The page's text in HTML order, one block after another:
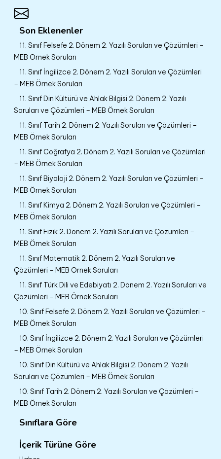
Son Eklenenler
11. Sınıf Felsefe 2. Dönem 2. Yazılı Soruları ve Çözümleri –
MEB Örnek Soruları
11. Sınıf İngilizce 2. Dönem 2. Yazılı Soruları ve Çözümleri
– MEB Örnek Soruları
11. Sınıf Din Kültürü ve Ahlak Bilgisi 2. Dönem 2. Yazılı
Soruları ve Çözümleri – MEB Örnek Soruları
11. Sınıf Tarih 2. Dönem 2. Yazılı Soruları ve Çözümleri –
MEB Örnek Soruları
11. Sınıf Coğrafya 2. Dönem 2. Yazılı Soruları ve Çözümleri
– MEB Örnek Soruları
11. Sınıf Biyoloji 2. Dönem 2. Yazılı Soruları ve Çözümleri –
MEB Örnek Soruları
11. Sınıf Kimya 2. Dönem 2. Yazılı Soruları ve Çözümleri –
MEB Örnek Soruları
11. Sınıf Fizik 2. Dönem 2. Yazılı Soruları ve Çözümleri –
MEB Örnek Soruları
11. Sınıf Matematik 2. Dönem 2. Yazılı Soruları ve
Çözümleri – MEB Örnek Soruları
11. Sınıf Türk Dili ve Edebiyatı 2. Dönem 2. Yazılı Soruları ve
Çözümleri – MEB Örnek Soruları
10. Sınıf Felsefe 2. Dönem 2. Yazılı Soruları ve Çözümleri –
MEB Örnek Soruları
10. Sınıf İngilizce 2. Dönem 2. Yazılı Soruları ve Çözümleri
– MEB Örnek Soruları
10. Sınıf Din Kültürü ve Ahlak Bilgisi 2. Dönem 2. Yazılı
Soruları ve Çözümleri – MEB Örnek Soruları
10. Sınıf Tarih 2. Dönem 2. Yazılı Soruları ve Çözümleri –
MEB Örnek Soruları
Sınıflara Göre
İçerik Türüne Göre